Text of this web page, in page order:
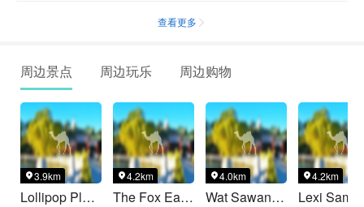
查看更多 
周边景点 周边玩乐 周边购物
3.9km
Lollipop Playland
4.2km
The Fox Eat Broccoli
4.0km
Wat Sawang Arom
4.2km